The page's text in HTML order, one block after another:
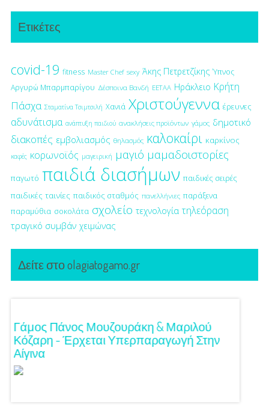
Ετικέτες
covid-19 fitness Master Chef sexy Άκης Πετρετζίκης Ύπνος
Αργυρώ Μπαρμπαρίγου Δέσποινα Βανδή ΕΕΤΑΑ Ηράκλειο Κρήτη
Πάσχα Σταματίνα Τσιμτσιλή Χανιά Χριστούγεννα έρευνες
αδυνάτισμα ανάπτυξη παιδιού ανακλήσεις προϊόντων γάμος δημοτικό
διακοπές εμβολιασμός θηλασμός καλοκαίρι καρκίνος
καφές κορωνοϊός μαγειρική μαγιό μαμαδοιστορίες
παγωτό παιδιά διασήμων παιδικές σειρές
παιδικές ταινίες παιδικός σταθμός πανελλήνιες παράξενα
παραμύθια σοκολάτα σχολείο τεχνολογία τηλεόραση
τραγικό συμβάν χειμώνας
Δείτε στο olagiatogamo.gr
Γάμος Πάνος Μουζουράκη & Μαριλού
Κόζαρη - Έρχεται Υπερπαραγωγή Στην
Αίγινα